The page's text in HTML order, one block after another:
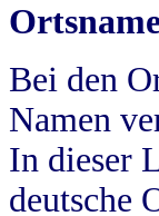
Bei den
Namen
In dieser
deutsche